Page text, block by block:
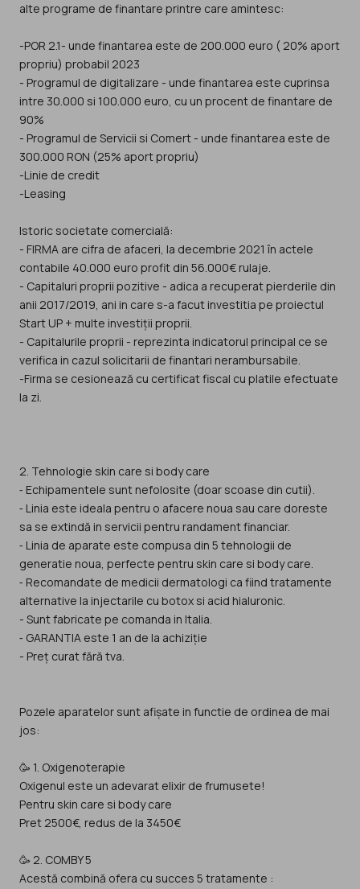
alte programe de finantare printre care amintesc:
-POR 2.1- unde finantarea este de 200.000 euro ( 20% aport
propriu) probabil 2023
- Programul de digitalizare - unde finantarea este cuprinsa
intre 30.000 si 100.000 euro, cu un procent de finantare de
90%
- Programul de Servicii si Comert - unde finantarea este de
300.000 RON (25% aport propriu)
-Linie de credit
-Leasing
Istoric societate comercială:
- FIRMA are cifra de afaceri, la decembrie 2021 în actele
contabile 40.000 euro profit din 56.000€ rulaje.
- Capitaluri proprii pozitive - adica a recuperat pierderile din
anii 2017/2019, ani in care s-a facut investitia pe proiectul
Start UP + multe investiții proprii.
- Capitalurile proprii - reprezinta indicatorul principal ce se
verifica in cazul solicitarii de finantari nerambursabile.
-Firma se cesionează cu certificat fiscal cu platile efectuate
la zi.
2. Tehnologie skin care si body care
⁃ Echipamentele sunt nefolosite (doar scoase din cutii).
⁃ Linia este ideala pentru o afacere noua sau care doreste
sa se extindă in servicii pentru randament financiar.
⁃ Linia de aparate este compusa din 5 tehnologii de
generatie noua, perfecte pentru skin care si body care.
⁃ Recomandate de medicii dermatologi ca fiind tratamente
alternative la injectarile cu botox si acid hialuronic.
- Sunt fabricate pe comanda in Italia.
⁃ GARANTIA este 1 an de la achiziție
- Preț curat fără tva.
Pozele aparatelor sunt afișate in functie de ordinea de mai
jos:
🥳 1. Oxigenoterapie
Oxigenul este un adevarat elixir de frumusete!
Pentru skin care si body care
Pret 2500€, redus de la 3450€
🥳 2. COMBY 5
Acestă combină ofera cu succes 5 tratamente :